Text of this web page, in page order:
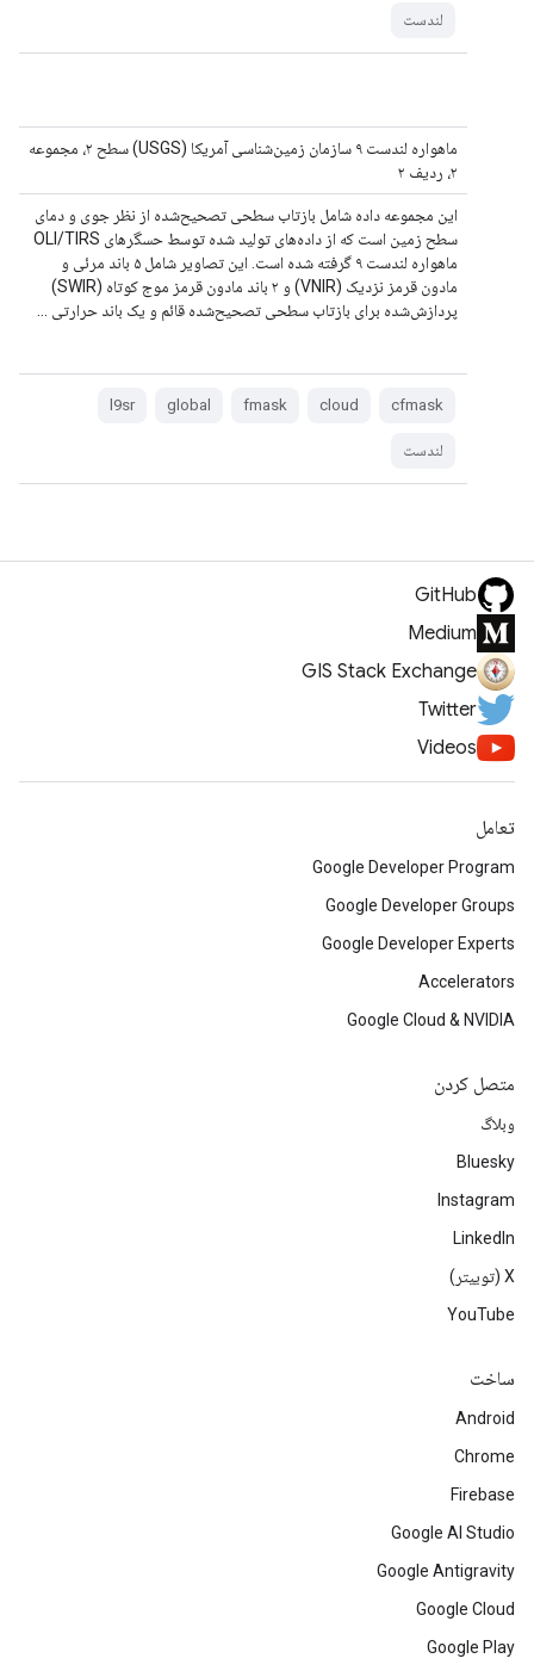
لندست
ماهواره لندست ۹ سازمان زمین‌شناسی آمریکا (USGS) سطح ۲، مجموعه
۲، ردیف ۲
این مجموعه داده شامل بازتاب سطحی تصحیح‌شده از نظر جوی و دمای
سطح زمین است که از داده‌های تولید شده توسط حسگرهای OLI/TIRS
ماهواره لندست ۹ گرفته شده است. این تصاویر شامل ۵ باند مرئی و
مادون قرمز نزدیک (VNIR) و ۲ باند مادون قرمز موج کوتاه (SWIR)
پردازش‌شده برای بازتاب سطحی تصحیح‌شده قائم و یک باند حرارتی ...
cfmask
cloud
fmask
global
l9sr
لندست
GitHub
Medium
GIS Stack Exchange
Twitter
Videos
تعامل
Google Developer Program
Google Developer Groups
Google Developer Experts
Accelerators
Google Cloud & NVIDIA
متصل کردن
وبلاگ
Bluesky
Instagram
LinkedIn
‫X (توییتر)
YouTube
ساخت
Android
Chrome
Firebase
Google AI Studio
Google Antigravity
Google Cloud
Google Play